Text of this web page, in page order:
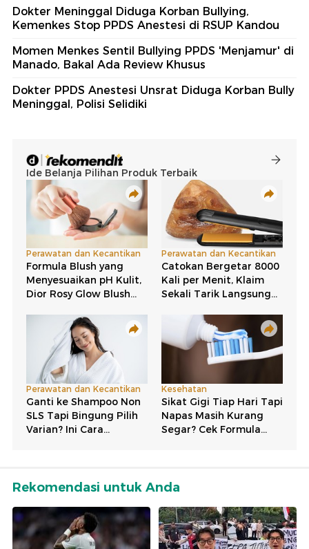
Dokter Meninggal Diduga Korban Bullying,
Kemenkes Stop PPDS Anestesi di RSUP Kandou
Momen Menkes Sentil Bullying PPDS 'Menjamur' di
Manado, Bakal Ada Review Khusus
Dokter PPDS Anestesi Unsrat Diduga Korban Bully
Meninggal, Polisi Selidiki
Rekomendasi untuk Anda